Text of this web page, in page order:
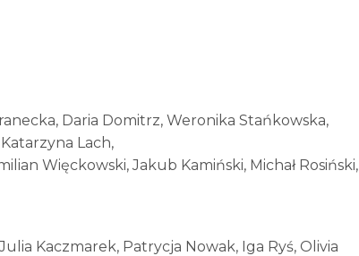
Daria Domitrz, Weronika Stańkowska,
Lach,
Więckowski, Jakub Kamiński, Michał Rosiński,
Kaczmarek, Patrycja Nowak, Iga Ryś, Olivia